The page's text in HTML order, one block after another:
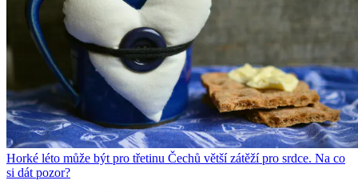
Horké léto může být pro třetinu Čechů větší zátěží pro srdce. Na co
si dát pozor?